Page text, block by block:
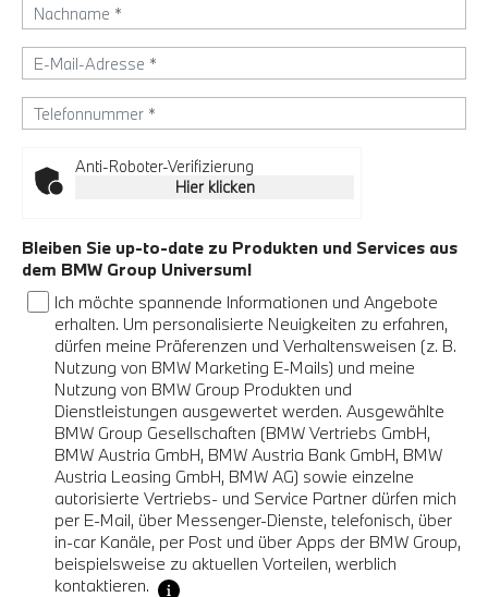
Anti-Roboter-Verifizierung
Hier klicken
Bleiben Sie up-to-date zu Produkten und Services aus
dem BMW Group Universum!
Ich möchte spannende Informationen und Angebote
erhalten. Um personalisierte Neuigkeiten zu erfahren,
dürfen meine Präferenzen und Verhaltensweisen (z. B.
Nutzung von BMW Marketing E-Mails) und meine
Nutzung von BMW Group Produkten und
Dienstleistungen ausgewertet werden. Ausgewählte
BMW Group Gesellschaften (BMW Vertriebs GmbH,
BMW Austria GmbH, BMW Austria Bank GmbH, BMW
Austria Leasing GmbH, BMW AG) sowie einzelne
autorisierte Vertriebs- und Service Partner dürfen mich
per E-Mail, über Messenger-Dienste, telefonisch, über
in-car Kanäle, per Post und über Apps der BMW Group,
beispielsweise zu aktuellen Vorteilen, werblich
kontaktieren.